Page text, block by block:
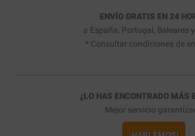
ENVÍO GRATIS EN 24
a España, Portugal, Baleares
* Consultar condiciones de
¿LO HAS ENCONTRADO MÁS
Mejor servicio